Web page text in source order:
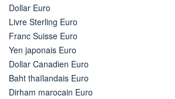
Dollar Euro
Livre Sterling Euro
Franc Suisse Euro
Yen japonais Euro
Dollar Canadien Euro
Baht thaïlandais Euro
Dirham marocain Euro